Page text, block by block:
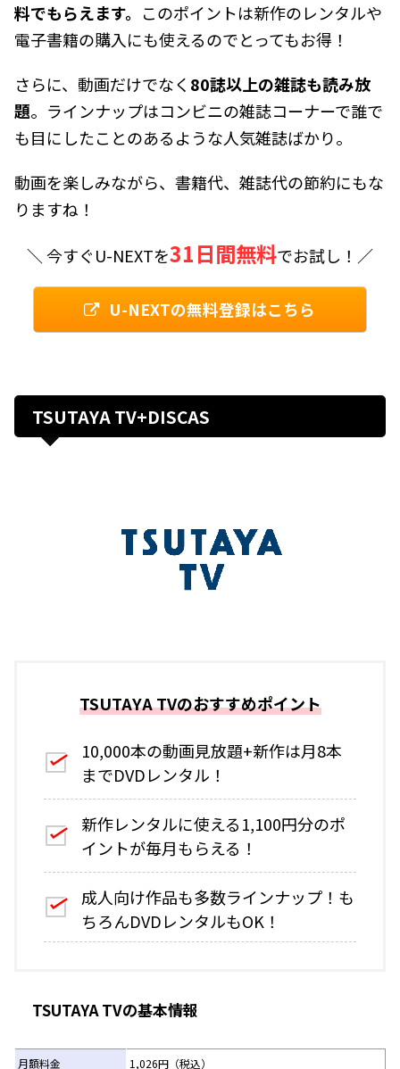
料でもらえます。 このポイントは新作のレンタルや
電子書籍の購入にも使えるのでとってもお得！
さらに、動画だけでなく 80誌以上の雑誌も読み放
題。ラインナップはコンビニの雑誌コーナーで誰で
も目にしたことのあるような人気雑誌ばかり。
動画を楽しみながら、書籍代、雑誌代の節約にもな
りますね！
＼ 今すぐU-NEXTを31日間無料でお試し！／
U-NEXTの無料登録はこちら
TSUTAYA TV+DISCAS
TSUTAYA TVのおすすめポイント
10,000本の動画見放題+新作は月8本
までDVDレンタル！
新作レンタルに使える1,100円分のポ
イントが毎月もらえる！
成人向け作品も多数ラインナップ！も
ちろんDVDレンタルもOK！
TSUTAYA TVの基本情報
月額料金 1,026円（税込）